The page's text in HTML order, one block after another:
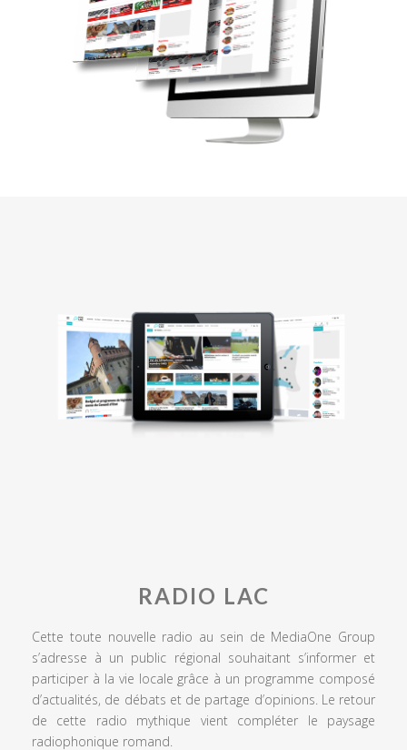
RADIO LAC
Cette toute nouvelle radio au sein de MediaOne Group
s’adresse à un public régional souhaitant s’informer et
participer à la vie locale grâce à un programme composé
d’actualités, de débats et de partage d’opinions. Le retour
de cette radio mythique vient compléter le paysage
radiophonique romand.